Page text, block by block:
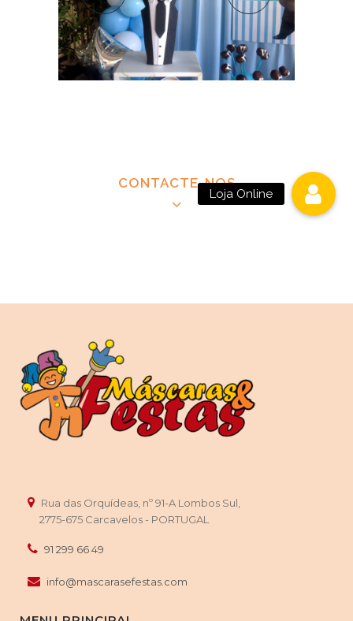
CONTACTE-NOS
Decorações em E.V.A. para festas infantis/de
infantis/de crianças | Centros decorativos em E.V.A.
para festas infantis/de crianças | Placas
decorativas em E.V.A. para festas infantis/de
crianças | Boleiros em E.V.A. para festas infantis/de
crianças | Porta-velas em E.V.A para crianças |
Fofuchos em E.V.A. para festas infantis/para
bebé
Novas | Beato | Belém | Benfica | Campo de Ourique | Campolide |
Rua das Orquídeas, nº 91-A Lombos Sul,
2775-675 Carcavelos - PORTUGAL
91 299 66 49
info@mascarasefestas.com
Loja Online